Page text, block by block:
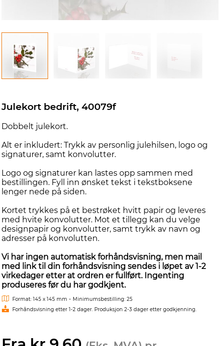
Julekort bedrift, 40079f
Dobbelt julekort.
Alt er inkludert: Trykk av personlig julehilsen, logo og
signaturer, samt konvolutter.
Logo og signaturer kan lastes opp sammen med
bestillingen. Fyll inn ønsket tekst i tekstboksene
lenger nede på siden.
Kortet trykkes på et bestrøket hvitt papir og leveres
med hvite konvolutter. Mot et tillegg kan du velge
designpapir og konvolutter, samt trykk av navn og
adresser på konvolutten.
Vi har ingen automatisk forhåndsvisning, men mail
med link til din forhåndsvisning sendes i løpet av 1-2
virkedager etter at ordren er fullført. Ingenting
produseres før du har godkjent.
Format: 145 x 145 mm - Minimumsbestilling: 25
Forhåndsvisning etter 1-2 dager. Produksjon 2-3 dager etter godkjenning.